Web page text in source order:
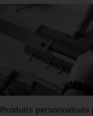
Produits personnalisés